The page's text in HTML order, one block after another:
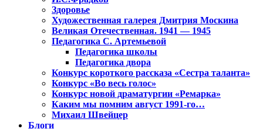
Здоровье
Художественная галерея Дмитрия Москина
Великая Отечественная. 1941 — 1945
Педагогика С. Артемьевой
Педагогика школы
Педагогика двора
Конкурс короткого рассказа «Сестра таланта»
Конкурс «Во весь голос»
Конкурс новой драматургии «Ремарка»
Каким мы помним август 1991-го…
Михаил Швейцер
Блоги